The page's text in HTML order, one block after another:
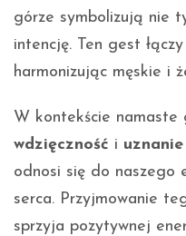
górze symbolizują nie
intencję. Ten gest
harmonizując męskie i
W kontekście namaste
wdzięczność i uznanie
odnosi się do naszego
serca. Przyjmowanie
sprzyja pozytywnej